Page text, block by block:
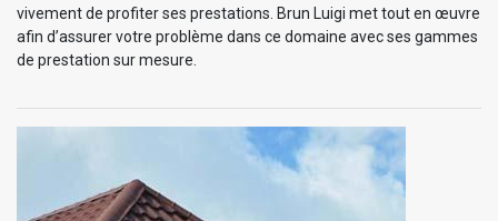
vivement de profiter ses prestations. Brun Luigi met tout en œuvre
afin d’assurer votre problème dans ce domaine avec ses gammes
de prestation sur mesure.